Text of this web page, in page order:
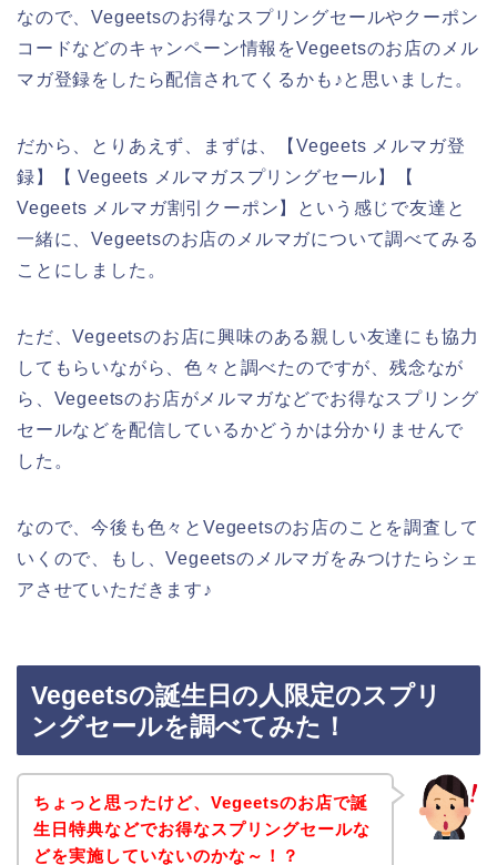
なので、Vegeetsのお得なスプリングセールやクーポン
コードなどのキャンペーン情報をVegeetsのお店のメル
マガ登録をしたら配信されてくるかも♪と思いました。
だから、とりあえず、まずは、【Vegeets メルマガ登
録】【 Vegeets メルマガスプリングセール】【
Vegeets メルマガ割引クーポン】という感じで友達と
一緒に、Vegeetsのお店のメルマガについて調べてみる
ことにしました。
ただ、Vegeetsのお店に興味のある親しい友達にも協力
してもらいながら、色々と調べたのですが、残念なが
ら、Vegeetsのお店がメルマガなどでお得なスプリング
セールなどを配信しているかどうかは分かりませんで
した。
なので、今後も色々とVegeetsのお店のことを調査して
いくので、もし、Vegeetsのメルマガをみつけたらシェ
アさせていただきます♪
Vegeetsの誕生日の人限定のスプリ
ングセールを調べてみた！
ちょっと思ったけど、Vegeetsのお店で誕
生日特典などでお得なスプリングセールな
どを実施していないのかな～！？